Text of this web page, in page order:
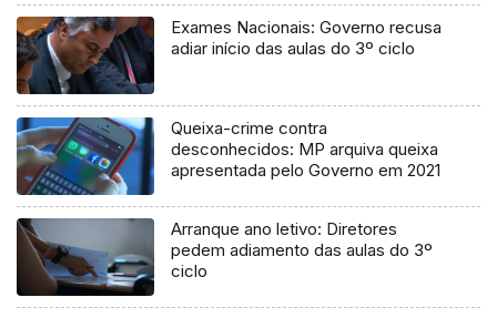
Exames Nacionais: Governo recusa
adiar início das aulas do 3º ciclo
Queixa-crime contra
desconhecidos: MP arquiva queixa
apresentada pelo Governo em 2021
Arranque ano letivo: Diretores
pedem adiamento das aulas do 3º
ciclo